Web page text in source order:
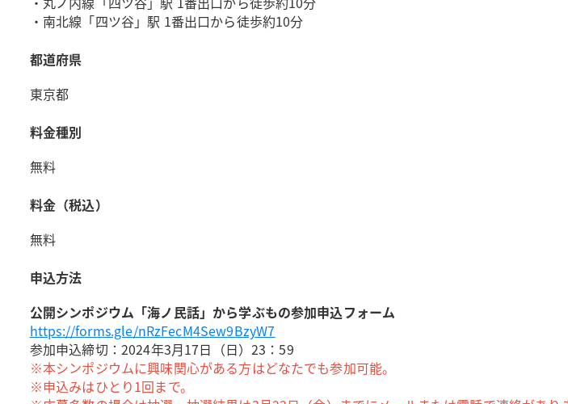
・南北線「四ツ谷」駅 1番出口から徒歩約10分
都道府県
東京都
料金種別
無料
料金（税込）
無料
申込方法
公開シンポジウム「海ノ民話」から学ぶもの参加申込フォーム
https://forms.gle/nRzFecM4Sew9BzyW7
参加申込締切：2024年3月17日（日）23：59
※本シンポジウムに興味関心がある方はどなたでも参加可能。
※申込みはひとり1回まで。